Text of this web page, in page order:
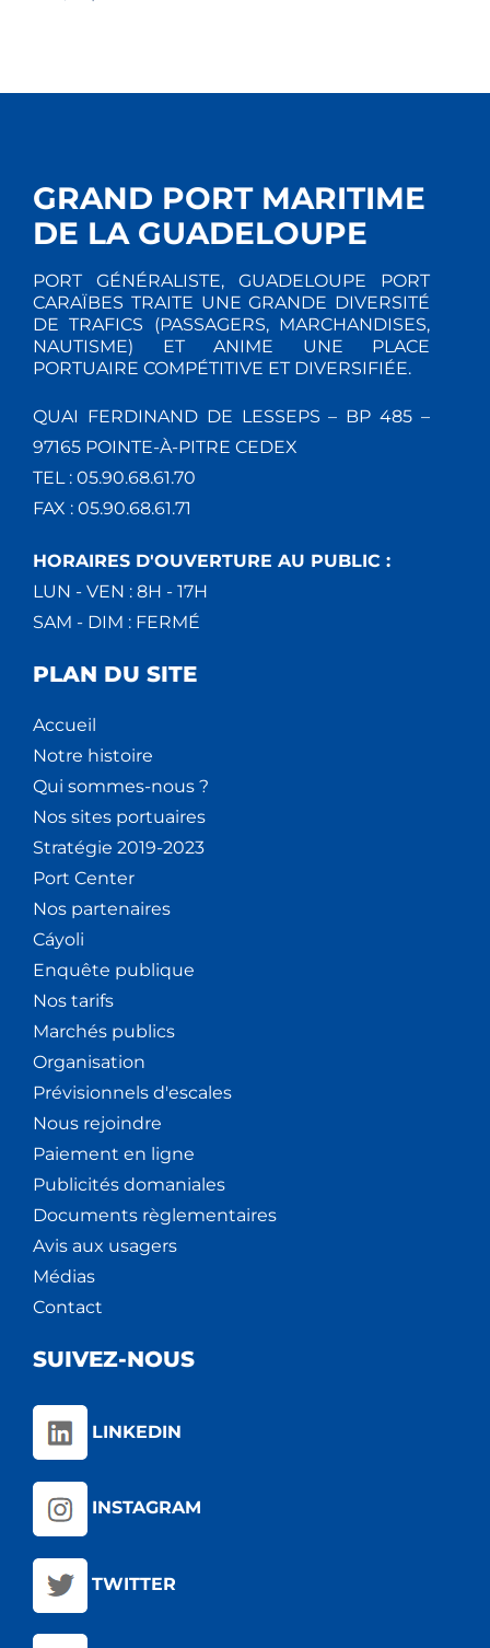
GRAND PORT MARITIME
DE LA GUADELOUPE
PORT GÉNÉRALISTE, GUADELOUPE PORT
CARAÏBES TRAITE UNE GRANDE DIVERSITÉ
DE TRAFICS (PASSAGERS, MARCHANDISES,
NAUTISME) ET ANIME UNE PLACE
PORTUAIRE COMPÉTITIVE ET DIVERSIFIÉE.
QUAI FERDINAND DE LESSEPS – BP 485 –
97165 POINTE-À-PITRE CEDEX
TEL : 05.90.68.61.70
FAX : 05.90.68.61.71
HORAIRES D'OUVERTURE AU PUBLIC :
LUN - VEN : 8H - 17H
SAM - DIM : FERMÉ
PLAN DU SITE
Accueil
Notre histoire
Qui sommes-nous ?
Nos sites portuaires
Stratégie 2019-2023
Port Center
Nos partenaires
Cáyoli
Enquête publique
Nos tarifs
Marchés publics
Organisation
Prévisionnels d'escales
Nous rejoindre
Paiement en ligne
Publicités domaniales
Documents règlementaires
Avis aux usagers
Médias
Contact
SUIVEZ-NOUS
LINKEDIN
INSTAGRAM
TWITTER